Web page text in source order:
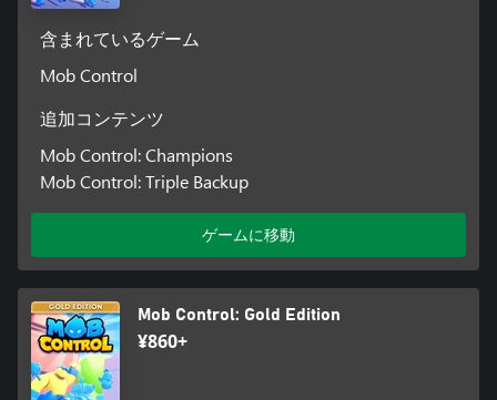
含まれているゲーム
Mob Control
追加コンテンツ
Mob Control: Champions
Mob Control: Triple Backup
ゲームに移動
Mob Control: Gold Edition
¥860+